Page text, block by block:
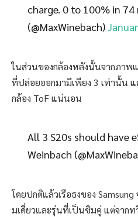
charge. 0 to 100% in
(@MaxWinebach)
ในส่วนของกล้องหลังนั้นจากภาพ
ที่ปล่อยออกมามีเพียง 3 เท่านั้น
กล้อง ToF แน่นอน
All 3 S20s should have
Weinbach
โดยปกติแล้วเรือธงของ
มเดี่ยวและรุ่นที่เป็นซิมคู่ แต่จากท